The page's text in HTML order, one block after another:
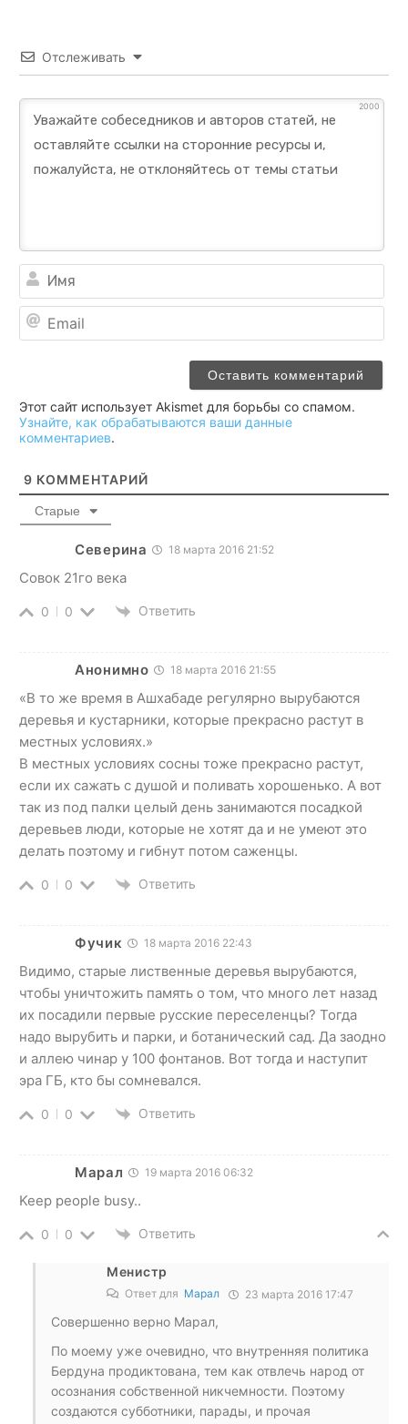
Отслеживать
2000
Этот сайт использует Akismet для борьбы со спамом.
Узнайте, как обрабатываются ваши данные
комментариев.
9 КОММЕНТАРИЙ
Старые
Северина 18 марта 2016 21:52
Совок 21го века
0 0 Ответить
Анонимно 18 марта 2016 21:55
«В то же время в Ашхабаде регулярно вырубаются
деревья и кустарники, которые прекрасно растут в
местных условиях.»
В местных условиях сосны тоже прекрасно растут,
если их сажать с душой и поливать хорошенько. А вот
так из под палки целый день занимаются посадкой
деревьев люди, которые не хотят да и не умеют это
делать поэтому и гибнут потом саженцы.
0 0 Ответить
Фучик 18 марта 2016 22:43
Видимо, старые лиственные деревья вырубаются,
чтобы уничтожить память о том, что много лет назад
их посадили первые русские переселенцы? Тогда
надо вырубить и парки, и ботанический сад. Да заодно
и аллею чинар у 100 фонтанов. Вот тогда и наступит
эра ГБ, кто бы сомневался.
0 0 Ответить
Марал 19 марта 2016 06:32
Keep people busy..
0 0 Ответить
Менистр
Ответ для Марал 23 марта 2016 17:47
Совершенно верно Марал,
По моему уже очевидно, что внутренняя политика
Бердуна продиктована, тем как отвлечь народ от
осознания собственной никчемности. Поэтому
создаются субботники, парады, и прочая